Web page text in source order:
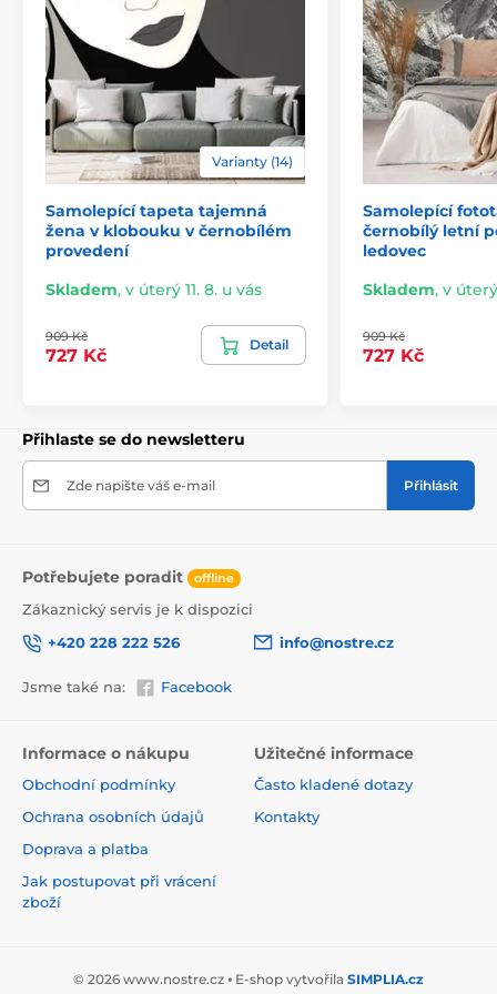
2) Výřezové samolepicí fototapety
U variant s výškou 270 cm je motiv přizpůsoben dané
velikosti, což může znamenat oříznutí některé části.
Po výběru rozměru na webu uvidíte přesný náhled.
Rozměry jsou tvořeny pásy širokými 49 cm.
Rozměry (v cm): 147x270(3 pruhy), 196x270(4 pruhy),
Použitá tisková metoda je ekologická, a proto jsou
přísné normy a mají VOC i GREENGUARD GOLD
certifikaci. Navíc jsou bez obsahu PVC a lepidlo je na
Varianty (14)
Samolepící tapeta tajemná
žena v klobouku v černobílém
provedení
Skladem, v úterý 11. 8. u vás
909 Kč
727 Kč
Detail
Samolepící
černobílý letní
ledovec
Skladem, v úterý
909 Kč
727 Kč
Přihlaste se do newsletteru
Zde napište váš e-mail Přihlásit
Potřebujete poradit offline
Zákaznický servis je k dispozici
+420 228 222 526
info@nostre.cz
Jsme také na: Facebook
Informace o nákupu
Obchodní podmínky
Ochrana osobních údajů
Doprava a platba
Jak postupovat při vrácení
zboží
Užitečné informace
Často kladené dotazy
Kontakty
© 2026 www.nostre.cz ⦁ E-shop vytvořila SIMPLIA.cz